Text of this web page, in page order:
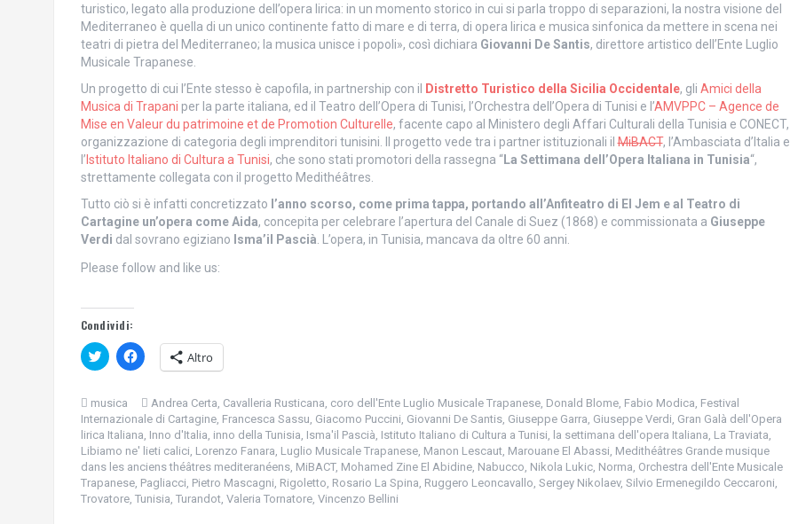
turistico, legato alla produzione dell’opera lirica: in un momento storico in cui si parla troppo di separazioni, la nostra visione del
Mediterraneo è quella di un unico continente fatto di mare e di terra, di opera lirica e musica sinfonica da mettere in scena nei
teatri di pietra del Mediterraneo; la musica unisce i popoli», così dichiara Giovanni De Santis, direttore artistico dell’Ente Luglio
Musicale Trapanese.
Un progetto di cui l’Ente stesso è capofila, in partnership con il
Distretto Turistico della Sicilia Occidentale, gli Amici della
Musica di Trapani per la parte italiana, ed il Teatro dell’Opera di Tunisi, l’Orchestra dell’Opera di Tunisi e l’AMVPPC – Agence de
Mise en Valeur du patrimoine et de Promotion Culturelle, facente capo al Ministero degli Affari Culturali della Tunisia e CONECT,
organizzazione di categoria degli imprenditori tunisini. Il progetto vede tra i partner istituzionali ilMiBACT, l’Ambasciata d’Italia e
l’ Istituto Italiano di Cultura a Tunisi, che sono stati promotori della rassegna “La Settimana dell’Opera Italiana in Tunisia“,
strettamente collegata con il progetto Medithéâtres.
Tutto ciò si è infatti concretizzato l’anno scorso, come prima tappa, portando all’Anfiteatro di El Jem e al Teatro di
Cartagine un’opera come Aida, concepita per celebrare l’apertura del Canale di Suez (1868) e commissionata a Giuseppe
Verdi dal sovrano egiziano Isma’il Pascià . L’opera, in Tunisia, mancava da oltre 60 anni.
Please follow and like us:
Condividi:
F
a
l
i
c
q
u
i
p
e
r
c
F
a
c
p
e
c
o
n
d
Altro
musica Andrea Certa, Cavalleria Rusticana, coro dell'Ente Luglio Musicale Trapanese, Donald Blome, Fabio Modica, Festival
Internazionale di Cartagine, Francesca Sassu, Giacomo Puccini, Giovanni De Santis, Giuseppe Garra, Giuseppe Verdi, Gran Galà dell'Opera
lirica Italiana, Inno d'Italia, inno della Tunisia, Isma'il Pascià, Istituto Italiano di Cultura a Tunisi, la settimana dell'opera Italiana, La Traviata,
Libiamo ne' lieti calici, Lorenzo Fanara, Luglio Musicale Trapanese, Manon Lescaut, Marouane El Abassi, Medithéâtres Grande musique
dans les anciens théâtres mediteranéens, MiBACT, Mohamed Zine El Abidine, Nabucco, Nikola Lukic, Norma, Orchestra dell'Ente Musicale
Trapanese, Pagliacci, Pietro Mascagni, Rigoletto, Rosario La Spina, Ruggero Leoncavallo, Sergey Nikolaev, Silvio Ermenegildo Ceccaroni,
Trovatore, Tunisia, Turandot, Valeria Tornatore, Vincenzo Bellini